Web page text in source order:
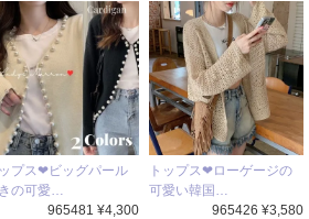
プス❤ビッグパール
の可愛…
965481 ¥4,300
トップス❤ローゲージの
可愛い韓国…
965426 ¥3,580